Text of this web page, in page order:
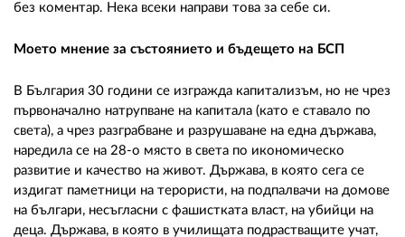
без коментар. Нека всеки направи това за себе си.
Моето мнение за състоянието и бъдещето на БСП
В България 30 години се изгражда капитализъм, но не чрез
първоначално натрупване на капитала (като е ставало по
света), а чрез разграбване и разрушаване на една държава,
наредила се на 28-о място в света по икономическо
развитие и качество на живот. Държава, в която сега се
издигат паметници на терористи, на подпалвачи на домове
на българи, несъгласни с фашистката власт, на убийци на
деца. Държава, в която в училищата подрастващите учат,